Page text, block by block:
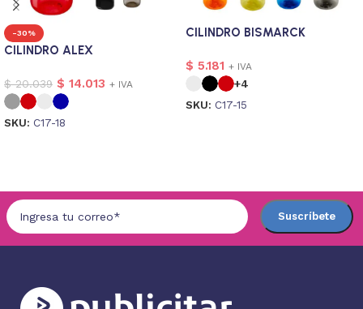
-30%
CILINDRO ALEX
$20.039 $ 14.013 + IVA
SKU: C17-18
CILINDRO BISMARCK
$ 5.181 + IVA
+4
SKU: C17-15